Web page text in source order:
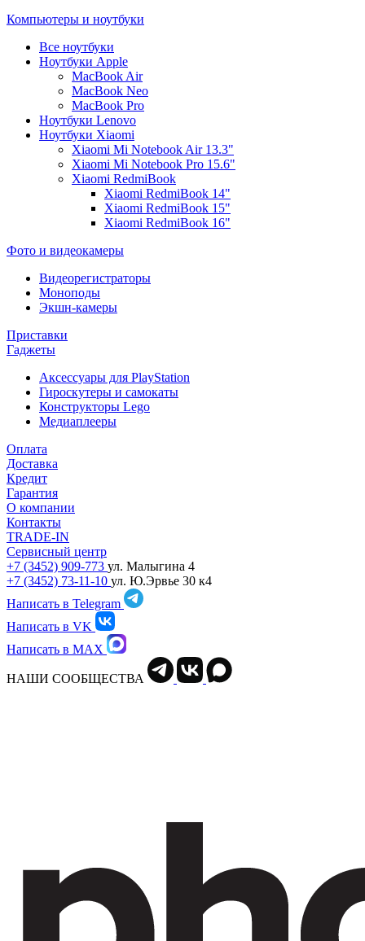
Компьютеры и ноутбуки
Все ноутбуки
Ноутбуки Apple
MacBook Air
MacBook Neo
MacBook Pro
Ноутбуки Lenovo
Ноутбуки Xiaomi
Xiaomi Mi Notebook Air 13.3"
Xiaomi Mi Notebook Pro 15.6"
Xiaomi RedmiBook
Xiaomi RedmiBook 14"
Xiaomi RedmiBook 15"
Xiaomi RedmiBook 16"
Фото и видеокамеры
Видеорегистраторы
Моноподы
Экшн-камеры
Приставки
Гаджеты
Аксессуары для PlayStation
Гироскутеры и самокаты
Конструкторы Lego
Медиаплееры
Оплата
Доставка
Кредит
Гарантия
О компании
Контакты
TRADE-IN
Сервисный центр
+7 (3452) 909-773 ул. Малыгина 4
+7 (3452) 73-11-10 ул. Ю.Эрвье 30 к4
Написать в Telegram
Написать в VK
Написать в MAX
НАШИ СООБЩЕСТВА